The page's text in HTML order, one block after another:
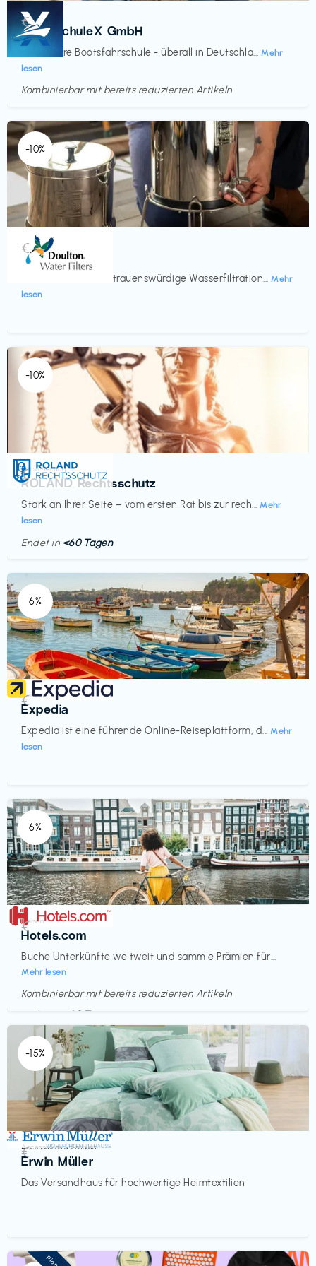
Kurse
BootsschuleX GmbH
Deine faire Bootsfahrschule - überall in Deutschla... Mehr
lesen
€‎
Kombinierbar mit bereits reduzierten Artikeln
-10%
Küche & Haushalt
Doulton
Seit 200 Jahren vertrauenswürdige Wasserfiltration... Mehr
lesen
€‎
-10%
Versicherung
ROLAND Rechtsschutz
Stark an Ihrer Seite – vom ersten Rat bis zur rech... Mehr
lesen
€‎
Endet in <60 Tagen
6%
Reisen
Expedia
Expedia ist eine führende Online-Reiseplattform, d... Mehr
lesen
€‎
6%
Reisen
Hotels.com
Buche Unterkünfte weltweit und sammle Prämien für...
Mehr lesen
€‎
Kombinierbar mit bereits reduzierten Artikeln
Endet in
<60 Tagen
-15%
Accessoires & Fashion
Erwin Müller
Das Versandhaus für hochwertige Heimtextilien
€‎